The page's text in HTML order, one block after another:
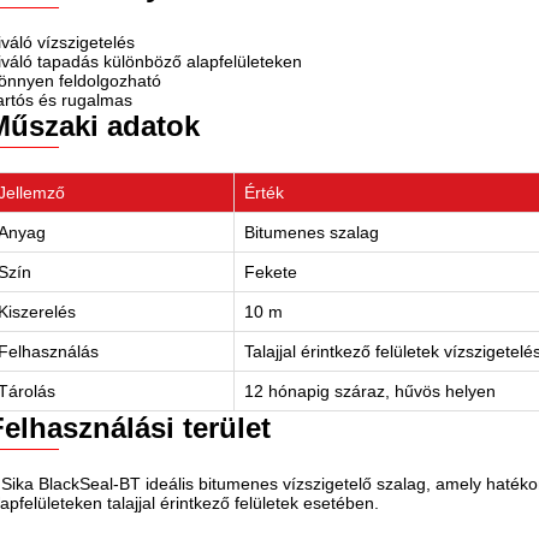
vízszigetelés
tapadás különböző alapfelületeken
feldolgozható
és rugalmas
adatok
Érték
Bitumenes szalag
Fekete
Kiszerelés 10 m
Felhasználás Talajjal érintkező felületek
12 hónapig száraz, hűvös helyen
terület
BlackSeal-BT ideális bitumenes vízszigetelő szalag, amely
talajjal érintkező felületek esetében.